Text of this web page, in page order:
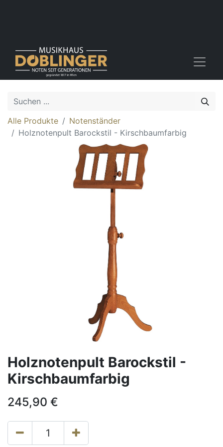
Alle Produkte
Notenständer
Holznotenpult Barockstil - Kirschbaumfarbig
Holznotenpult Barockstil -
Kirschbaumfarbig
245,90 €